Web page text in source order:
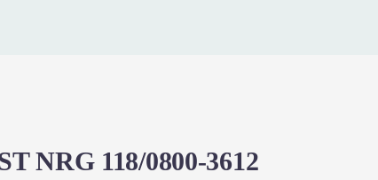
NRG 118/0800-3612